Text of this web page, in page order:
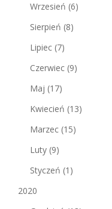
Wrzesień (6)
Sierpień (8)
Lipiec (7)
Czerwiec (9)
Maj (17)
Kwiecień (13)
Marzec (15)
Luty (9)
Styczeń (1)
2020